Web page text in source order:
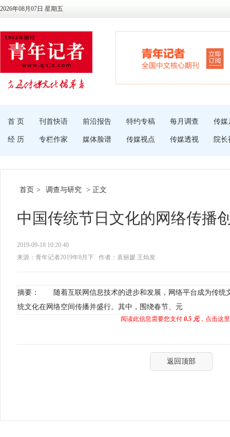
2026年08月07日 星期五
首 页 刊首快语 前沿报告 特约专稿 每月调查 传媒
经 历 专栏作家 媒体脸谱 传媒视点 传媒透视 院长
首页 > 调查与研究 > 正文
中国传统节日文化的网络传播
2019-09-18 10:20:40
来源：青年记者2019年8月下
作者：袁丽媛 王灿发
摘要： 随着互联网信息技术的进步和发展，网络平台成为传统
统文化在网络空间传播并盛行。其中，围绕春节、元
阅读此信息需要您支付 0.5 元，点击这
返回顶部